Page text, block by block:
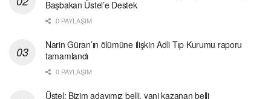
Başbakan Üstel’e Destek
0 PAYLAŞIM
Narin Güran’ın ölümüne ilişkin Adli Tıp Kurumu raporu
tamamlandı
0 PAYLAŞIM
Üstel: Bizim adayımız belli, yani kazanan belli